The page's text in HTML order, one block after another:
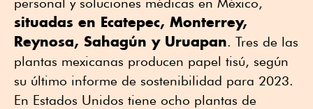
personal y soluciones médicas en México,
situadas en Ecatepec, Monterrey,
Reynosa, Sahagún y Uruapan. Tres de las
plantas mexicanas producen papel tisú, según
su último informe de sostenibilidad para 2023.
En Estados Unidos tiene ocho plantas de